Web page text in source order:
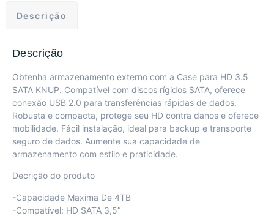
Descrição
Descrição
Obtenha armazenamento externo com a Case para HD 3.5
SATA KNUP. Compatível com discos rígidos SATA, oferece
conexão USB 2.0 para transferências rápidas de dados.
Robusta e compacta, protege seu HD contra danos e oferece
mobilidade. Fácil instalação, ideal para backup e transporte
seguro de dados. Aumente sua capacidade de
armazenamento com estilo e praticidade.
Decrição do produto
-Capacidade Maxima De 4TB
-Compatível: HD SATA 3,5”